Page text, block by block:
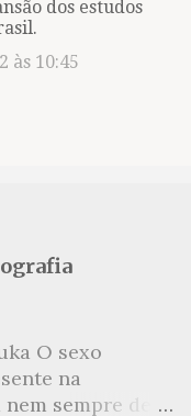
dos estudos
às 10:45
O sexo
na
sempre de